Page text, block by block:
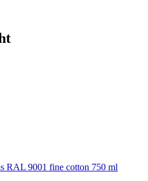
RAL 9001 fine cotton 750 ml